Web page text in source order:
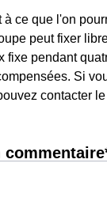
à ce que l'on
peut fixer
fixe pendant
Si
contacter